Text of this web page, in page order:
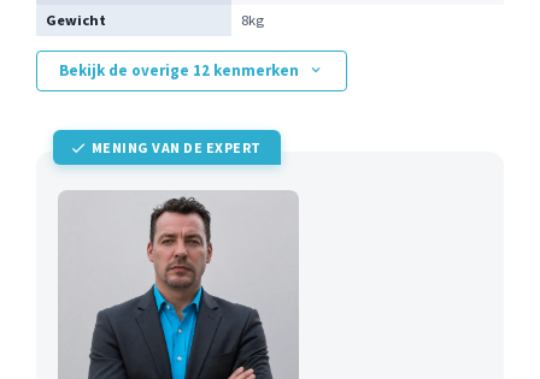
Gewicht
8kg
Bekijk de overige 12 kenmerken
MENING VAN DE EXPERT